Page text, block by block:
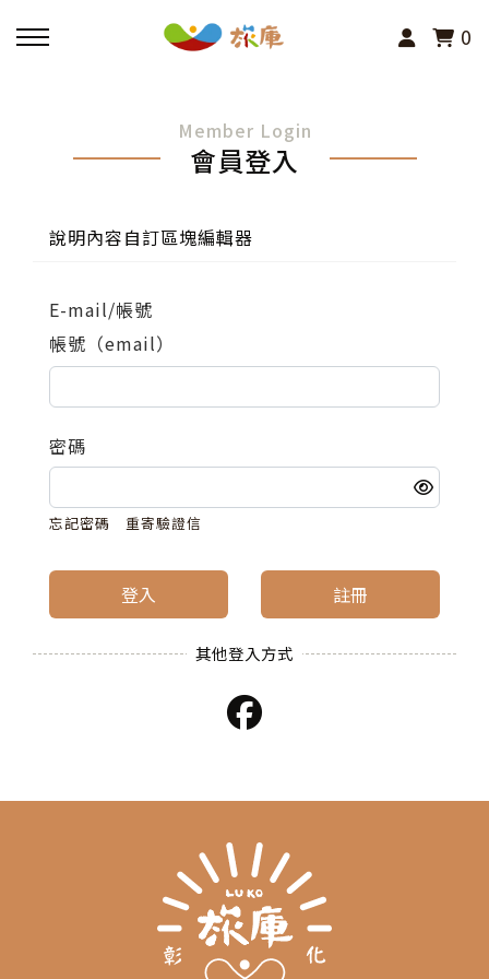
0
小旅行及主題導覽
講座、體驗與課程
其他活動
Member Login
會員登入
說明內容自訂區塊編輯器
E-mail/帳號
帳號（email）
密碼
忘記密碼 重寄驗證信
登入 註冊